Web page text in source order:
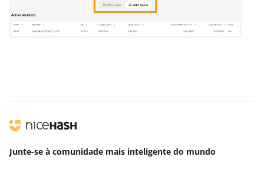
Junte-se à comunidade mais inteligente do mundo